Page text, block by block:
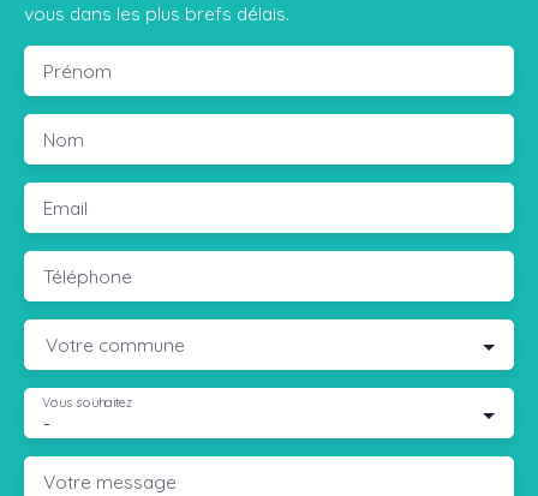
vous dans les plus brefs délais.
Prénom
Nom
Email
Téléphone
Votre commune
-
Vous souhaitez
Votre message